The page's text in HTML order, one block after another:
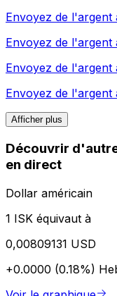
Envoyez de l'argent
Envoyez de l'argent
Envoyez de l'argent
Envoyez de l'argent
Afficher plus
Découvrir
en direct
Dollar américain
1 ISK équivaut à
0,00809131 USD
+0.0000 (0.18%)